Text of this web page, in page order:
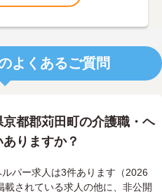
よくあるご質問
都郡苅田町の介護職・ヘ
りますか？
パー求人は3件あります（2026
されている求人の他に、非公開